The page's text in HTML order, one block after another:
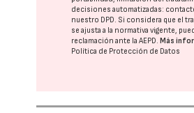
decisiones automatizadas:
nuestro DPD . Si considera que el
se ajusta a la normativa vigente,
reclamación ante laAEPD .Más
Política de Protección de Datos